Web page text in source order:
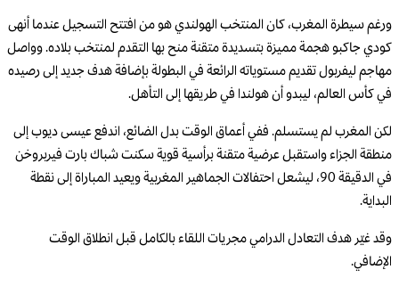
ورغم سيطرة المغرب، كان المنتخب الهولندي هو من افتتح التسجيل عندما أنهى
كودي جاكبو هجمة مميزة بتسديدة متقنة منح بها التقدم لمنتخب بلاده. وواصل
مهاجم ليفربول تقديم مستوياته الرائعة في البطولة بإضافة هدف جديد إلى رصيده
في كأس العالم، ليبدو أن هولندا في طريقها إلى التأهل.
لكن المغرب لم يستسلم. ففي أعماق الوقت بدل الضائع، اندفع عيسى ديوب إلى
منطقة الجزاء واستقبل عرضية متقنة برأسية قوية سكنت شباك بارت فيربروخن
في الدقيقة 90، ليشعل احتفالات الجماهير المغربية ويعيد المباراة إلى نقطة
البداية.
وقد غيّر هدف التعادل الدرامي مجريات اللقاء بالكامل قبل انطلاق الوقت
الإضافي.